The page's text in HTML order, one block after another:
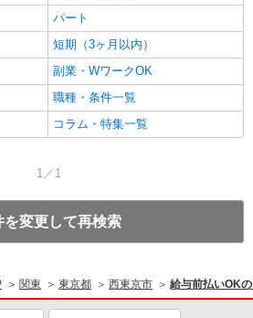
パート
短期（3ヶ月以内）
副業・WワークOK
職種・条件一覧
コラム・特集一覧
1／1
を変更して再検索
関東 東京都 西東京市 給与前払いOK